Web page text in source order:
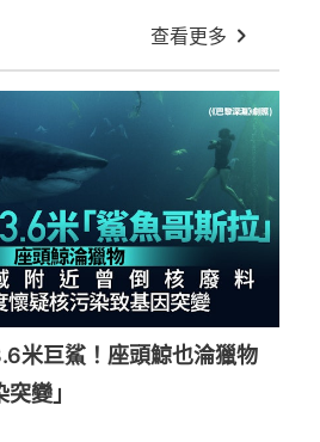
查看更多
米巨鯊！座頭鯨也淪獵物
變」